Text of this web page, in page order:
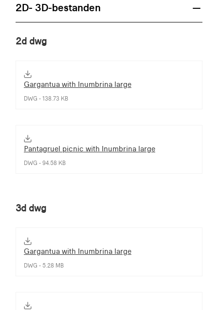
2D- 3D-bestanden
2d dwg
Gargantua with Inumbrina large
DWG - 138.73 KB
Pantagruel picnic with Inumbrina large
DWG - 94.58 KB
3d dwg
Gargantua with Inumbrina large
DWG - 5.28 MB